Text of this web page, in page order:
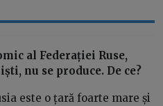
al Federației Ruse,
nu se produce. De ce?
este o țară foarte mare și